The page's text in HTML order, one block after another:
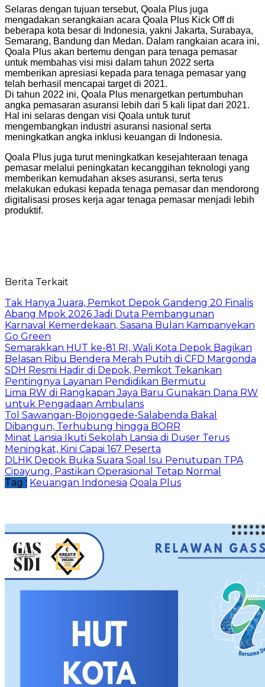
Selaras dengan tujuan tersebut, Qoala Plus juga
mengadakan serangkaian acara Qoala Plus Kick Off di
beberapa kota besar di Indonesia, yakni Jakarta, Surabaya,
Semarang, Bandung dan Medan. Dalam rangkaian acara ini,
Qoala Plus akan bertemu dengan para tenaga pemasar
untuk membahas visi misi dalam tahun 2022 serta
memberikan apresiasi kepada para tenaga pemasar yang
telah berhasil mencapai target di 2021.
Di tahun 2022 ini, Qoala Plus menargetkan pertumbuhan
angka pemasaran asuransi lebih dari 5 kali lipat dari 2021.
Hal ini selaras dengan visi Qoala untuk turut
mengembangkan industri asuransi nasional serta
meningkatkan angka inklusi keuangan di Indonesia.
Qoala Plus juga turut meningkatkan kesejahteraan tenaga
pemasar melalui peningkatan kecanggihan teknologi yang
memberikan kemudahan akses asuransi, serta terus
melakukan edukasi kepada tenaga pemasar dan mendorong
digitalisasi proses kerja agar tenaga pemasar menjadi lebih
produktif.
Berita Terkait
Tak Hanya Juara, Pemkot Depok Gandeng 20 Finalis
Abang Mpok 2026 Jadi Duta Pembangunan
Karnaval Kemerdekaan, Sasana Bulan Kampanyekan
Go Green
Semarakkan HUT ke-81 RI, Wali Kota Depok Bagikan
Belasan Ribu Bendera Merah Putih di CFD Margonda
SDH Resmi Hadir di Depok, Pemkot Tekankan
Pentingnya Layanan Pendidikan Bermutu
Lima RW di Rangkapan Jaya Baru Gunakan Dana RW
untuk Pengadaan Ambulans
Tol Sawangan-Bojonggede-Salabenda Bakal
Dibangun, Terhubung hingga BORR
Minat Lansia Ikuti Sekolah Lansia di Duser Terus
Meningkat, Kini Capai 167 Peserta
DLHK Depok Buka Suara Soal Isu Penutupan TPA
Cipayung, Pastikan Operasional Tetap Normal
Tag : Keuangan Indonesia Qoala Plus